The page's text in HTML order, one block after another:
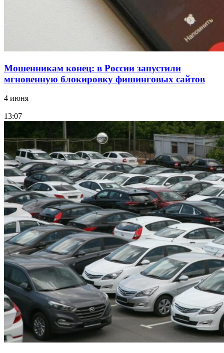
Мошенникам конец: в России запустили
мгновенную блокировку фишинговых сайтов
4 июня
13:07